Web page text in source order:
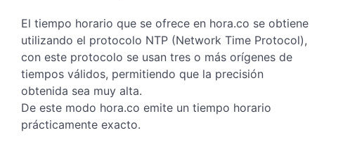
El tiempo horario que se ofrece en hora.co se obtiene
utilizando el protocolo NTP (Network Time Protocol),
con este protocolo se usan tres o más orígenes de
tiempos válidos, permitiendo que la precisión
obtenida sea muy alta.
De este modo hora.co emite un tiempo horario
prácticamente exacto.